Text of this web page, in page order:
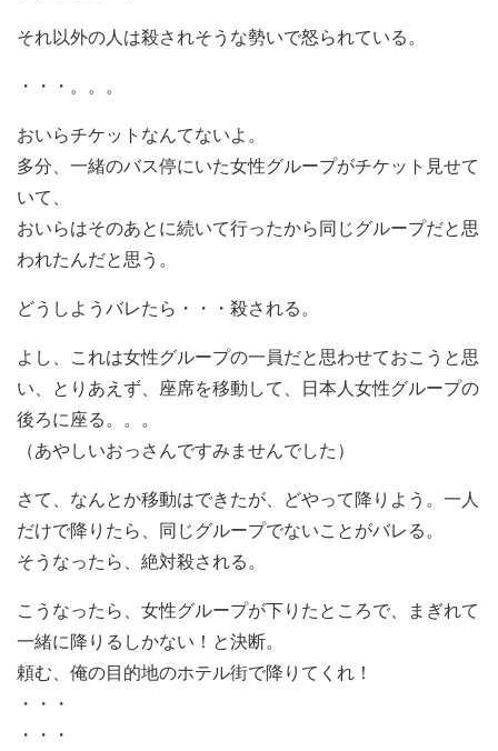
それ以外の人は殺されそうな勢いで怒られている。
・・・。。。
おいらチケットなんてないよ。
多分、一緒のバス停にいた女性グループがチケット見せて
いて、
おいらはそのあとに続いて行ったから同じグループだと思
われたんだと思う。
どうしようバレたら・・・殺される。
よし、これは女性グループの一員だと思わせておこうと思
い、とりあえず、座席を移動して、日本人女性グループの
後ろに座る。。。
（あやしいおっさんですみませんでした）
さて、なんとか移動はできたが、どやって降りよう。一人
だけで降りたら、同じグループでないことがバレる。
そうなったら、絶対殺される。
こうなったら、女性グループが下りたところで、まぎれて
一緒に降りるしかない！と決断。
頼む、俺の目的地のホテル街で降りてくれ！
・・・
・・・